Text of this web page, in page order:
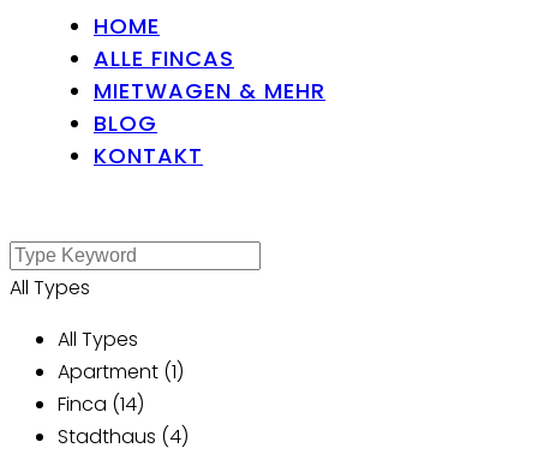
HOME
ALLE FINCAS
MIETWAGEN & MEHR
BLOG
KONTAKT
All Types
All Types
Apartment (1)
Finca (14)
Stadthaus (4)